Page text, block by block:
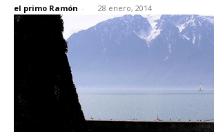
el primo Ramón - 28 enero, 2014